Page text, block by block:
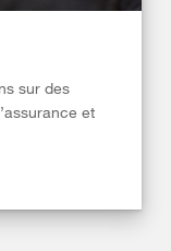
sur des
et